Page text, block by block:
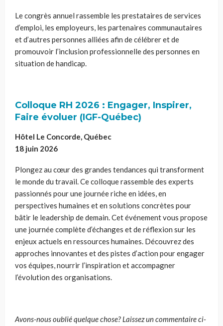
Le congrès annuel rassemble les prestataires de services
d’emploi, les employeurs, les partenaires communautaires
et d’autres personnes alliées afin de célébrer et de
promouvoir l’inclusion professionnelle des personnes en
situation de handicap.
Colloque RH 2026 : Engager, Inspirer,
Faire évoluer (IGF-Québec)
Hôtel Le Concorde, Québec
18 juin 2026
Plongez au cœur des grandes tendances qui transforment
le monde du travail. Ce colloque rassemble des experts
passionnés pour une journée riche en idées, en
perspectives humaines et en solutions concrètes pour
bâtir le leadership de demain. Cet événement vous propose
une journée complète d’échanges et de réflexion sur les
enjeux actuels en ressources humaines. Découvrez des
approches innovantes et des pistes d’action pour engager
vos équipes, nourrir l’inspiration et accompagner
l’évolution des organisations.
Avons-nous oublié quelque chose? Laissez un commentaire ci-